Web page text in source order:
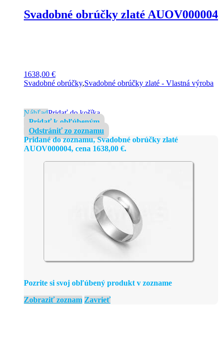
Svadobné obrúčky zlaté AUOV000004
1638,00 €
Svadobné obrúčky,Svadobné obrúčky zlaté - Vlastná výroba
NáhľadPridať do košíka
Pridať k obľúbeným
Odstrániť zo zoznamu
Pridané do zoznamu, Svadobné obrúčky zlaté
AUOV000004, cena 1638,00 €.
Pozrite si svoj obľúbený produkt v zozname
Zobraziť zoznam Zavrieť